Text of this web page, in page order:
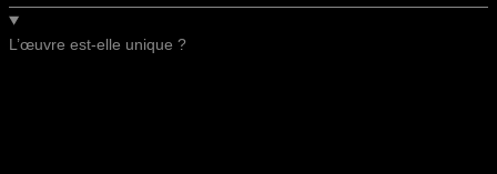
L’œuvre est-elle unique ?